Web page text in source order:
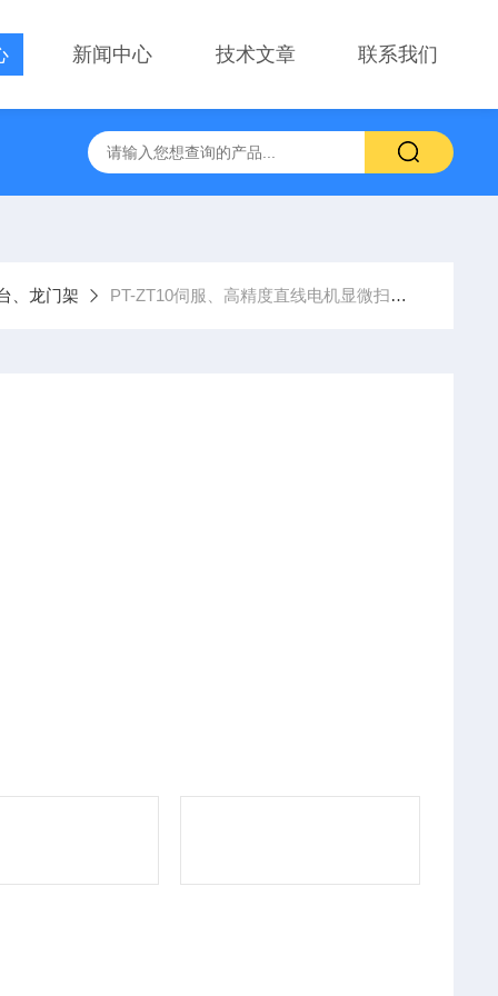
新闻中心 技术文章 联系我们
微镜物镜 PT-GD402电动升降台、位移台 电动滑台升降桌
、龙门架 PT-ZT10伺服、高精度直线电机显微扫描平台 XY平台